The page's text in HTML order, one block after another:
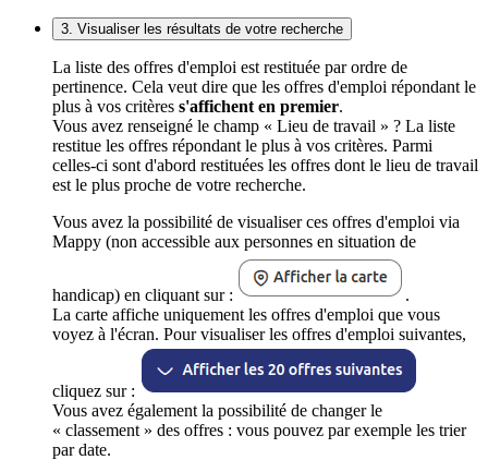
3. Visualiser les résultats de votre recherche
La liste des offres d'emploi est restituée par ordre de
pertinence. Cela veut dire que les offres d'emploi répondant le
plus à vos critères s'affichent en premier.
Vous avez renseigné le champ « Lieu de travail » ? La liste
restitue les offres répondant le plus à vos critères. Parmi
celles-ci sont d'abord restituées les offres dont le lieu de travail
est le plus proche de votre recherche.
Vous avez la possibilité de visualiser ces offres d'emploi via
Mappy (non accessible aux personnes en situation de
handicap) en cliquant sur :
.
La carte affiche uniquement les offres d'emploi que vous
voyez à l'écran. Pour visualiser les offres d'emploi suivantes,
cliquez sur :
Vous avez également la possibilité de changer le
« classement » des offres : vous pouvez par exemple les trier
par date.